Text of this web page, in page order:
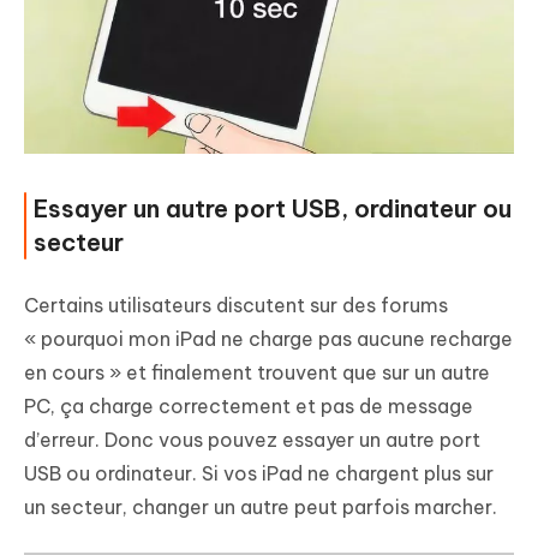
Essayer un autre port USB, ordinateur ou
secteur
Certains utilisateurs discutent sur des forums
« pourquoi mon iPad ne charge pas aucune recharge
en cours » et finalement trouvent que sur un autre
PC, ça charge correctement et pas de message
d’erreur. Donc vous pouvez essayer un autre port
USB ou ordinateur. Si vos iPad ne chargent plus sur
un secteur, changer un autre peut parfois marcher.